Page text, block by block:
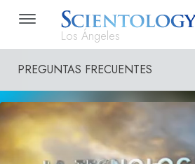
Los Ángeles
PREGUNTAS FRECUENTES